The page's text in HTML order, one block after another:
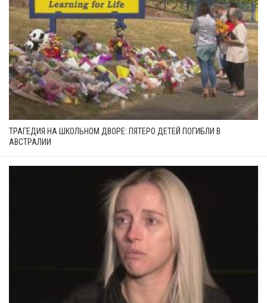
ТРАГЕДИЯ НА ШКОЛЬНОМ ДВОРЕ: ПЯТЕРО ДЕТЕЙ ПОГИБЛИ В
АВСТРАЛИИ